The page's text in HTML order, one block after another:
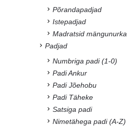
Põrandapadjad
Istepadjad
Madratsid mängunurka
Padjad
Numbriga padi (1-0)
Padi Ankur
Padi Jõehobu
Padi Täheke
Satsiga padi
Nimetähega padi (A-Z)